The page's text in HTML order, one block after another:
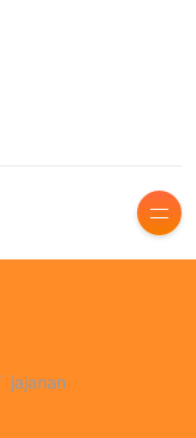
jajanan